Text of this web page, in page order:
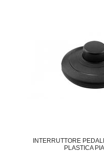
INTERRUTTORE
PLASTICA